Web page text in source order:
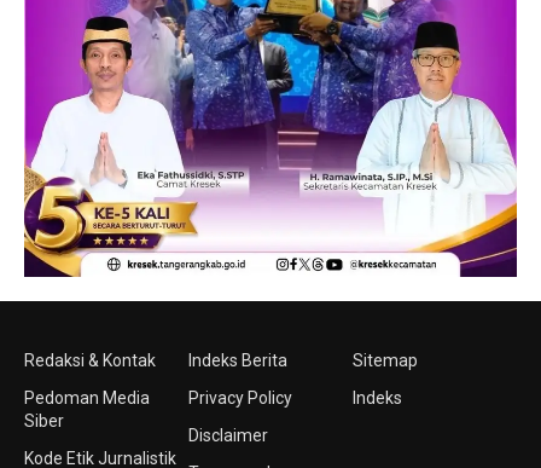
Redaksi & Kontak
Pedoman Media
Siber
Kode Etik Jurnalistik
Indeks Berita
Privacy Policy
Disclaimer
Sitemap
Indeks